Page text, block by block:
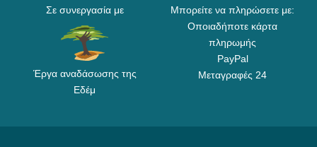
Σε συνεργασία με
Έργα αναδάσωσης της
Εδέμ
Μπορείτε να πληρώσετε με:
Οποιαδήποτε κάρτα
πληρωμής
PayPal
Μεταγραφές 24